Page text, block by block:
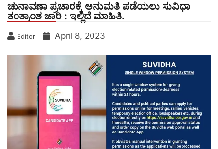
ಚುನಾವಣಾ ಪ್ರಚಾರಕ್ಕೆ ಅನುಮತಿ ಪಡೆಯಲು ಸುವಿಧಾ
ತಂತ್ರಾಂಶ ಜಾರಿ : ಇಲ್ಲಿದೆ ಮಾಹಿತಿ.
Editor April 8, 2023